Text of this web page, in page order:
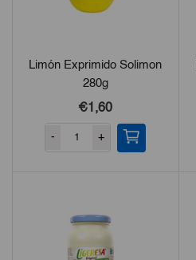
Limón Exprimido Solimon
280g
€1,60
- +